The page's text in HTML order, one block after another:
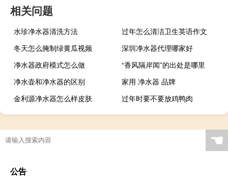
相关问题
水珍净水器清洗方法
过年怎么清洁卫生英语作文
冬天怎么腌制绿黄瓜视频
深圳净水器代理哪家好
净水器政府模式怎么做
“香风隔岸闻”的出处是哪里
净水壶和净水器的区别
家用 净水器 品牌
金利源净水器怎么样皮肤
过年时要不要放鸡鸭肉
☚
公告